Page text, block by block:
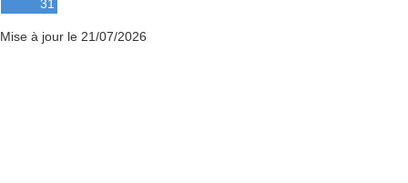
31
Mise à jour le 21/07/2026